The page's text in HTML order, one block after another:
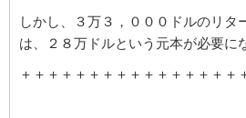
しかし、３万３，０００ドルのリタ
は、２８万ドルという元本が必要に
＋＋＋＋＋＋＋＋＋＋＋＋＋＋＋＋